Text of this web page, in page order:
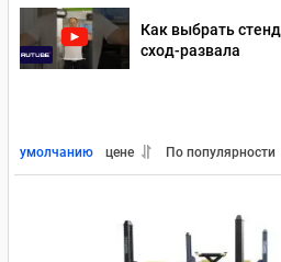
Как выбрать
сход-развала
умолчанию цене По популярности